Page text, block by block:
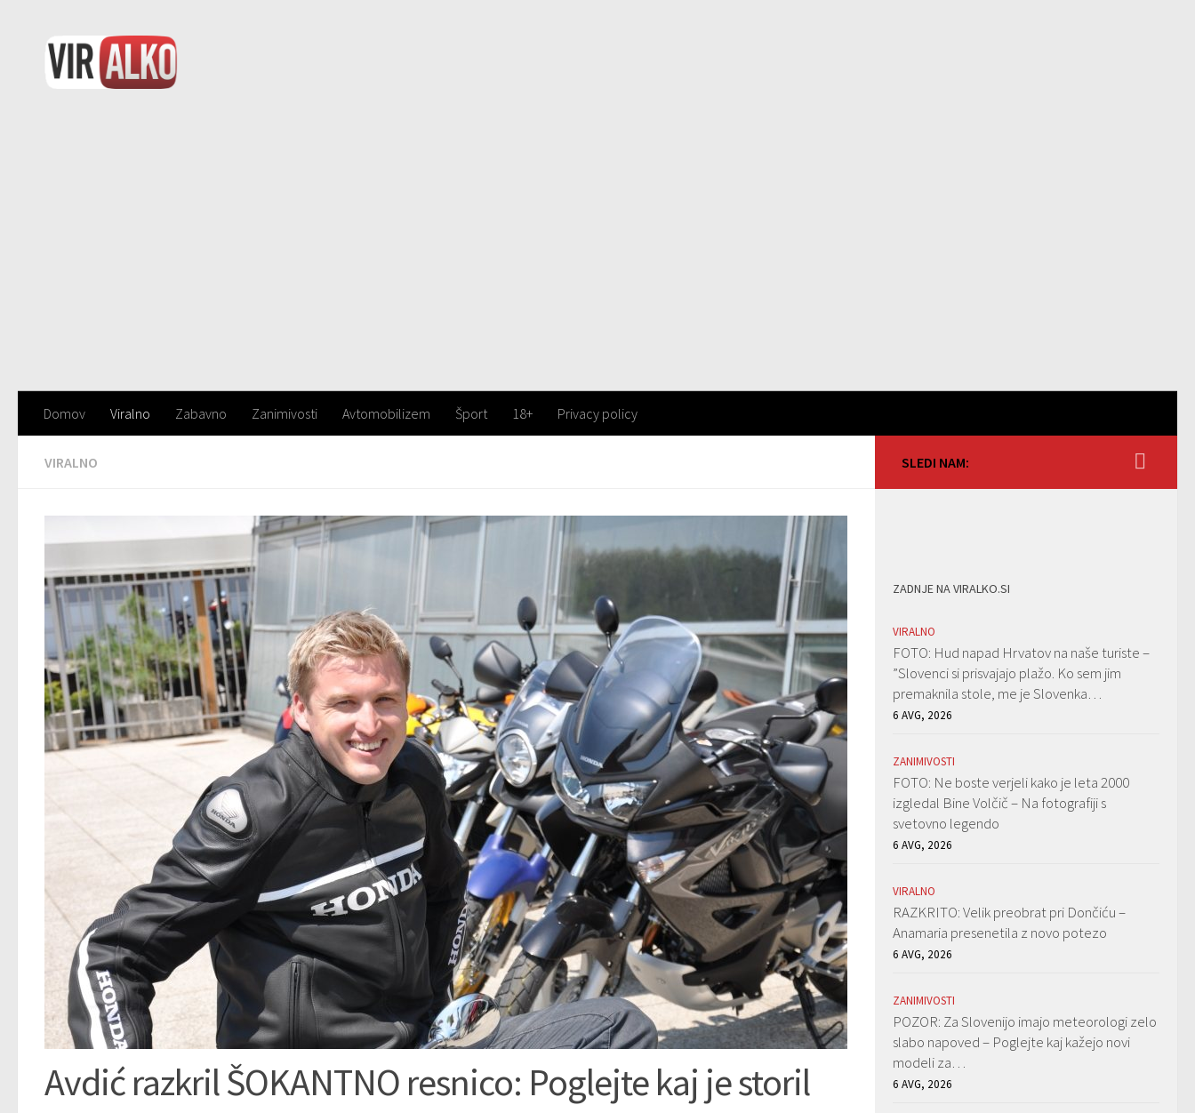
Domov Viralno Zabavno Zanimivosti Avtomobilizem Šport 18+ Privacy policy
VIRALNO
Avdić razkril ŠOKANTNO resnico: Poglejte kaj je storil
SLEDI NAM:
ZADNJE NA VIRALKO.SI
VIRALNO
FOTO: Hud napad Hrvatov na naše turiste –
”Slovenci si prisvajajo plažo. Ko sem jim
premaknila stole, me je Slovenka…
6 AVG, 2026
ZANIMIVOSTI
FOTO: Ne boste verjeli kako je leta 2000
izgledal Bine Volčič – Na fotografiji s
svetovno legendo
6 AVG, 2026
VIRALNO
RAZKRITO: Velik preobrat pri Dončiću –
Anamaria presenetila z novo potezo
6 AVG, 2026
ZANIMIVOSTI
POZOR: Za Slovenijo imajo meteorologi zelo
slabo napoved – Poglejte kaj kažejo novi
modeli za…
6 AVG, 2026